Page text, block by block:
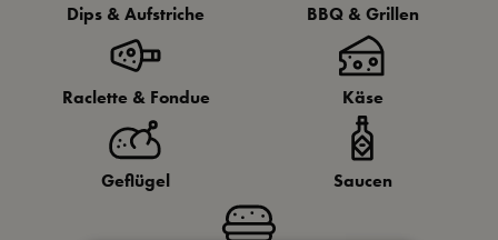
Dips & Aufstriche BBQ & Grillen
Raclette & Fondue Käse
Geflügel Saucen